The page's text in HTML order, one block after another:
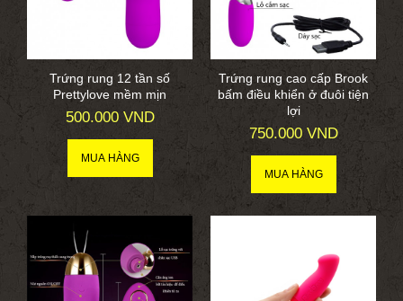
Trứng rung 12 tần số
Prettylove mềm mịn
500.000 VND
Trứng rung cao cấp Brook
bấm điều khiển ở đuôi tiện
lợi
750.000 VND